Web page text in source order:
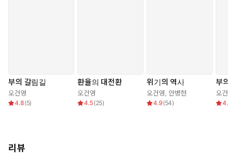
로 3년 경제전쟁의 미래』가 있다. 서강대학교 사회과학부와 미국
에모리 대학교 고이주에타 경영대학원(Goizueta Business Schoo
l)을 졸업했으며 미국 공인회계사 (AICPA) 등 다수의 금융 관련 자격
부의 갈림길
오건영
4.8(5)
환율의 대전환
오건영
4.5(25)
위기의 역사
오건영 안병현
4.9(54)
부
오
리뷰